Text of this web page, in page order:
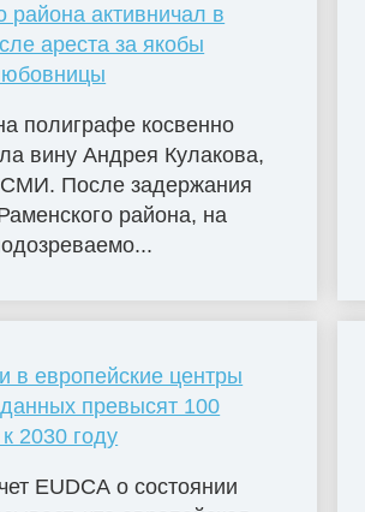
района активничал в
ареста за якобы
полиграфе косвенно
вину Андрея Кулакова,
После задержания
района, на
в европейские центры
превысят 100
2030 году
EUDCA о состоянии